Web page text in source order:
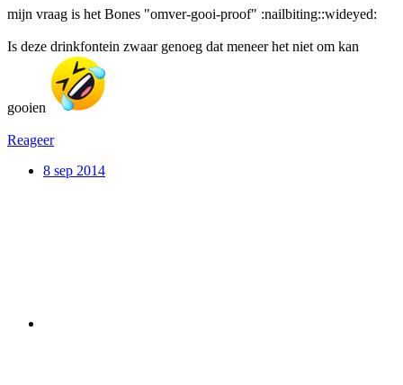
mijn vraag is het Bones "omver-gooi-proof" :nailbiting::wideyed:
Is deze drinkfontein zwaar genoeg dat meneer het niet om kan
gooien
Reageer
8 sep 2014